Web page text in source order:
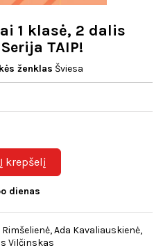
1 klasė, 2 dalis
TAIP!
ženklas Šviesa
Į krepšelį
dienas
Rimšelienė, Ada Kavaliauskienė,
Vilčinskas